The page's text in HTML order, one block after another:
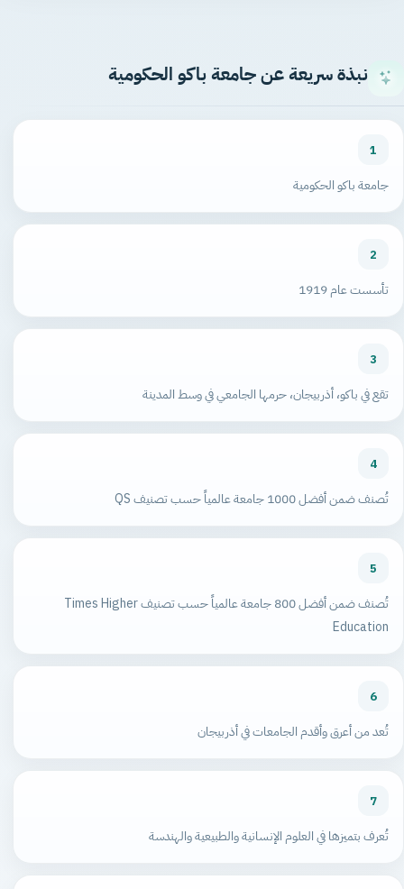
نبذة سريعة عن جامعة باكو الحكومية
1
جامعة باكو الحكومية
2
تأسست عام 1919
3
تقع في باكو، أذربيجان، حرمها الجامعي في وسط المدينة
4
تُصنف ضمن أفضل 1000 جامعة عالمياً حسب تصنيف QS
5
تُصنف ضمن أفضل 800 جامعة عالمياً حسب تصنيف Times Higher
Education
6
تُعد من أعرق وأقدم الجامعات في أذربيجان
7
تُعرف بتميزها في العلوم الإنسانية والطبيعية والهندسة